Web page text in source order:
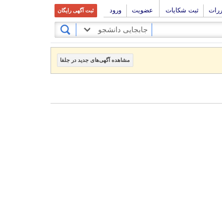
ثبت شکایات عضویت ورود ثبت آگهی رایگان
جابجایی دانشجو
مشاهده آگهی‌های جدید در جلفا